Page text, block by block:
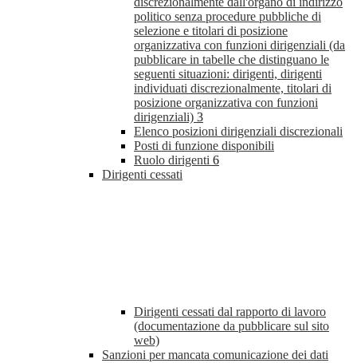
politico senza procedure pubbliche di
selezione e titolari di posizione
organizzativa con funzioni dirigenziali (da
pubblicare in tabelle che distinguano le
seguenti situazioni: dirigenti, dirigenti
individuati discrezionalmente, titolari di
posizione organizzativa con funzioni
dirigenziali) 3
Elenco posizioni dirigenziali discrezionali
Posti di funzione disponibili
Ruolo dirigenti 6
Dirigenti cessati
Dirigenti cessati dal rapporto di lavoro
(documentazione da pubblicare sul sito
web)
Sanzioni per mancata comunicazione dei dati